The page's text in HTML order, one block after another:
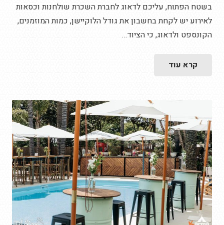
בשטח הפתוח, עליכם לדאוג לחברת השכרת שולחנות וכסאות
לאירוע יש לקחת בחשבון את גודל הלוקיישן, כמות המוזמנים,
הקונספט ולדאוג, כי הציוד…
קרא עוד